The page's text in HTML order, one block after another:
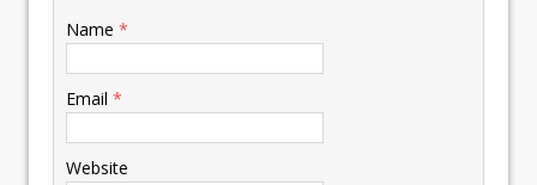
Name *
Email *
Website